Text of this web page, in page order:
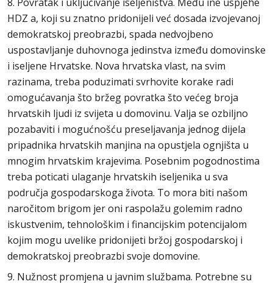
HDZ a, koji su znatno pridonijeli već dosada izvojevanoj
demokratskoj preobrazbi, spada nedvojbeno
uspostavljanje duhovnoga jedinstva između domovinske
i iseljene Hrvatske. Nova hrvatska vlast, na svim
razinama, treba poduzimati svrhovite korake radi
omogućavanja što bržeg povratka što većeg broja
hrvatskih ljudi iz svijeta u domovinu. Valja se ozbiljno
pozabaviti i mogućnošću preseljavanja jednog dijela
pripadnika hrvatskih manjina na opustjela ognjišta u
mnogim hrvatskim krajevima. Posebnim pogodnostima
treba poticati ulaganje hrvatskih iseljenika u sva
područja gospodarskoga života. To mora biti našom
naročitom brigom jer oni raspolažu golemim radno
iskustvenim, tehnološkim i financijskim potencijalom
kojim mogu uvelike pridonijeti bržoj gospodarskoj i
demokratskoj preobrazbi svoje domovine.
9. Nužnost promjena u javnim službama. Potrebne su